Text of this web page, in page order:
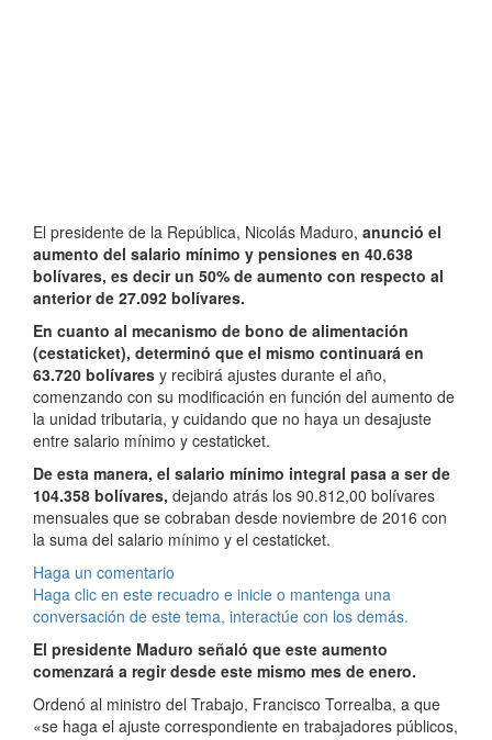
El presidente de la República, Nicolás Maduro, anunció el
aumento del salario mínimo y pensiones en 40.638
bolívares, es decir un 50% de aumento con respecto al
anterior de 27.092 bolívares.
En cuanto al mecanismo de bono de alimentación
(cestaticket), determinó que el mismo continuará en
63.720 bolívares y recibirá ajustes durante el año,
comenzando con su modificación en función del aumento de
la unidad tributaria, y cuidando que no haya un desajuste
entre salario mínimo y cestaticket.
De esta manera, el salario mínimo integral pasa a ser de
104.358 bolívares, dejando atrás los 90.812,00 bolívares
mensuales que se cobraban desde noviembre de 2016 con
la suma del salario mínimo y el cestaticket.
Haga un comentario
Haga clic en este recuadro e inicie o mantenga una
conversación de este tema, interactúe con los demás.
El presidente Maduro señaló que este aumento
comenzará a regir desde este mismo mes de enero.
Ordenó al ministro del Trabajo, Francisco Torrealba, a que
«se haga el ajuste correspondiente en trabajadores públicos,